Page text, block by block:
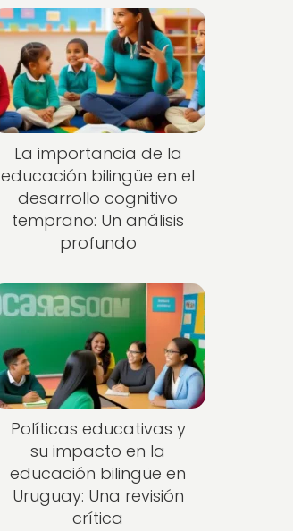
La importancia de la
educación bilingüe en el
desarrollo cognitivo
temprano: Un análisis
profundo
Políticas educativas y
su impacto en la
educación bilingüe en
Uruguay: Una revisión
crítica